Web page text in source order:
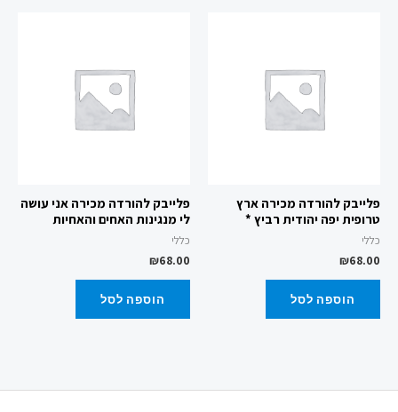
פלייבק להורדה מכירה ארץ
טרופית יפה יהודית רביץ *
כללי
₪68.00
הוספה לסל
פלייבק להורדה מכירה אני עושה
לי מנגינות האחים והאחיות
כללי
₪68.00
הוספה לסל